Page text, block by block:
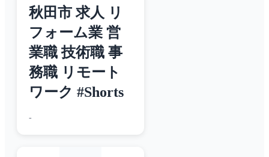
秋田市 求人 リ
フォーム業 営
業職 技術職 事
務職 リモート
ワーク #Shorts
-